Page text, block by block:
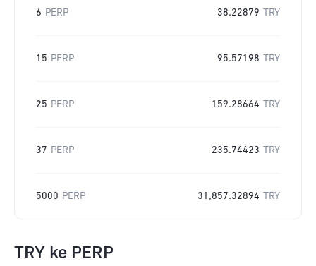
6 PERP 38.22879 TRY
15 PERP 95.57198 TRY
25 PERP 159.28664 TRY
37 PERP 235.74423 TRY
5000 PERP 31,857.32894 TRY
TRY ke PERP